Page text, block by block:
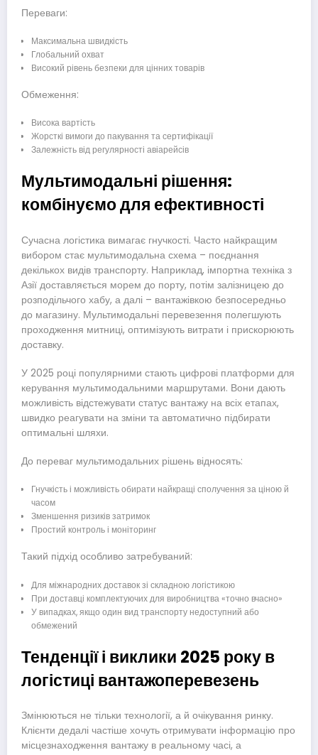
Переваги:
Максимальна швидкість
Глобальний охват
Високий рівень безпеки для цінних товарів
Обмеження:
Висока вартість
Жорсткі вимоги до пакування та сертифікації
Залежність від регулярності авіарейсів
Мультимодальні рішення:
комбінуємо для ефективності
Сучасна логістика вимагає гнучкості. Часто найкращим
вибором стає мультимодальна схема – поєднання
декількох видів транспорту. Наприклад, імпортна техніка з
Азії доставляється морем до порту, потім залізницею до
розподільчого хабу, а далі – вантажівкою безпосередньо
до магазину. Мультимодальні перевезення полегшують
проходження митниці, оптимізують витрати і прискорюють
доставку.
У 2025 році популярними стають цифрові платформи для
керування мультимодальними маршрутами. Вони дають
можливість відстежувати статус вантажу на всіх етапах,
швидко реагувати на зміни та автоматично підбирати
оптимальні шляхи.
До переваг мультимодальних рішень відносять:
Гнучкість і можливість обирати найкращі сполучення за ціною й
часом
Зменшення ризиків затримок
Простий контроль і моніторинг
Такий підхід особливо затребуваний:
Для міжнародних доставок зі складною логістикою
При доставці комплектуючих для виробництва «точно вчасно»
У випадках, якщо один вид транспорту недоступний або
обмежений
Тенденції і виклики 2025 року в
логістиці вантажоперевезень
Змінюються не тільки технології, а й очікування ринку.
Клієнти дедалі частіше хочуть отримувати інформацію про
місцезнаходження вантажу в реальному часі, а